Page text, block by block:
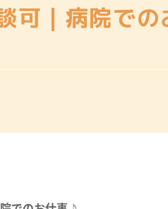
可｜病院での